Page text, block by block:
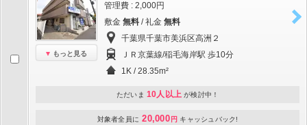
もっと見る
管理費 : 2,000円
敷金 無料 / 礼金 無料
千葉県千葉市美浜区高洲２
ＪＲ京葉線/稲毛海岸駅 歩10分
1K / 28.35m²
ただいま 10人以上 が検討中！
対象者全員に 20,000 円 キャッシュバック!